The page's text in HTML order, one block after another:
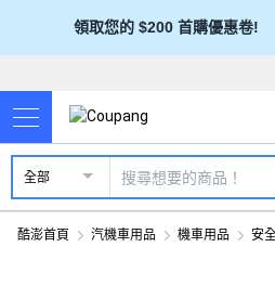
領取您的 $200 首購優惠卷!
全部
酷澎首頁 汽機車用品 機車用品 安